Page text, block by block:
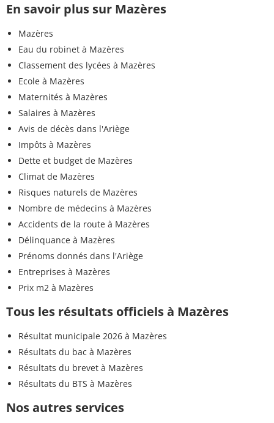
En savoir plus sur Mazères
Mazères
Eau du robinet à Mazères
Classement des lycées à Mazères
Ecole à Mazères
Maternités à Mazères
Salaires à Mazères
Avis de décès dans l'Ariège
Impôts à Mazères
Dette et budget de Mazères
Climat de Mazères
Risques naturels de Mazères
Nombre de médecins à Mazères
Accidents de la route à Mazères
Délinquance à Mazères
Prénoms donnés dans l'Ariège
Entreprises à Mazères
Prix m2 à Mazères
Tous les résultats officiels à Mazères
Résultat municipale 2026 à Mazères
Résultats du bac à Mazères
Résultats du brevet à Mazères
Résultats du BTS à Mazères
Nos autres services